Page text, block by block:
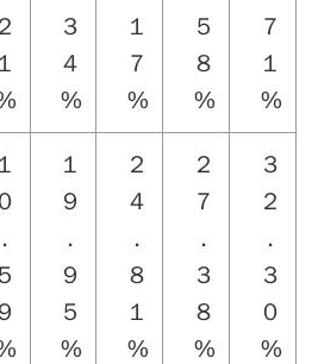
２
１
３
４
%
１
７
%
５
８
%
７
１
%
１
．
５
９
１
９
．
９
５
%
２
４
．
８
１
%
２
７
．
３
８
%
３
２
．
３
０
%